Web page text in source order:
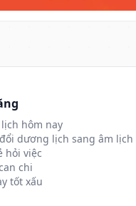
hôm nay
dương lịch sang âm lịch
hỏi việc
chi
tốt xấu